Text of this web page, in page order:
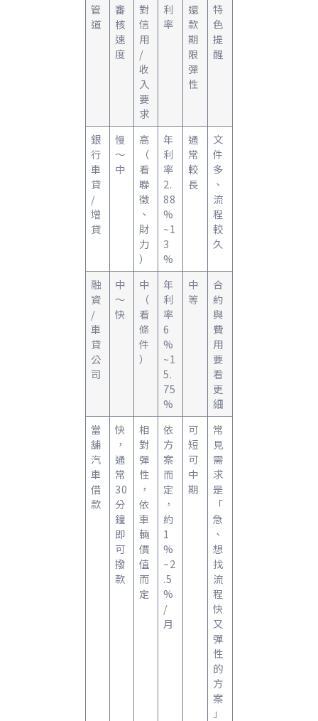
管
道
審
核
速
度
對
信
用
/
收
入
要
求
利
率
還
款
期
限
彈
性
特
色
提
醒
銀
行
車
貸
/
增
貸
慢
～
中
高
（
看
聯
徵
、
財
力
）
年
利
率
2.
88
%
~1
3
%
通
常
較
長
文
件
多
、
流
程
較
久
融
資
/
車
貸
公
司
中
～
快
中
（
看
條
件
）
年
利
率
6
%
~1
5.
75
%
中
等
合
約
與
費
用
要
看
更
細
當
舖
汽
車
借
款
快
，
通
常
30
分
鐘
即
可
撥
款
相
對
彈
性
，
依
車
輛
價
值
而
定
依
方
案
而
定
，
約
1
%
~2
.5
%
/
月
可
短
可
中
期
常
見
需
求
是
「
急
、
想
找
流
程
快
又
彈
性
的
方
案
」